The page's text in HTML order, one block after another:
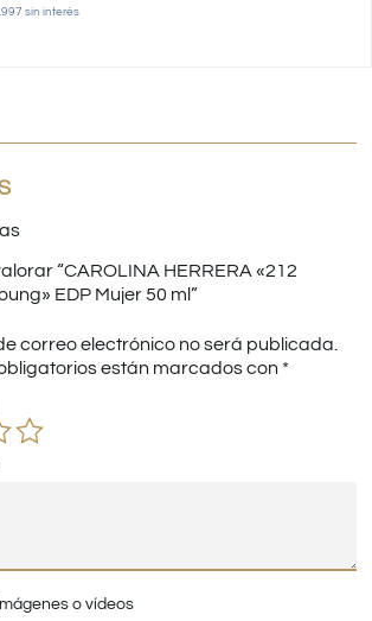
sin interés
“CAROLINA HERRERA «212
EDP Mujer 50 ml”
correo electrónico no será publicada.
están marcados con *
o vídeos